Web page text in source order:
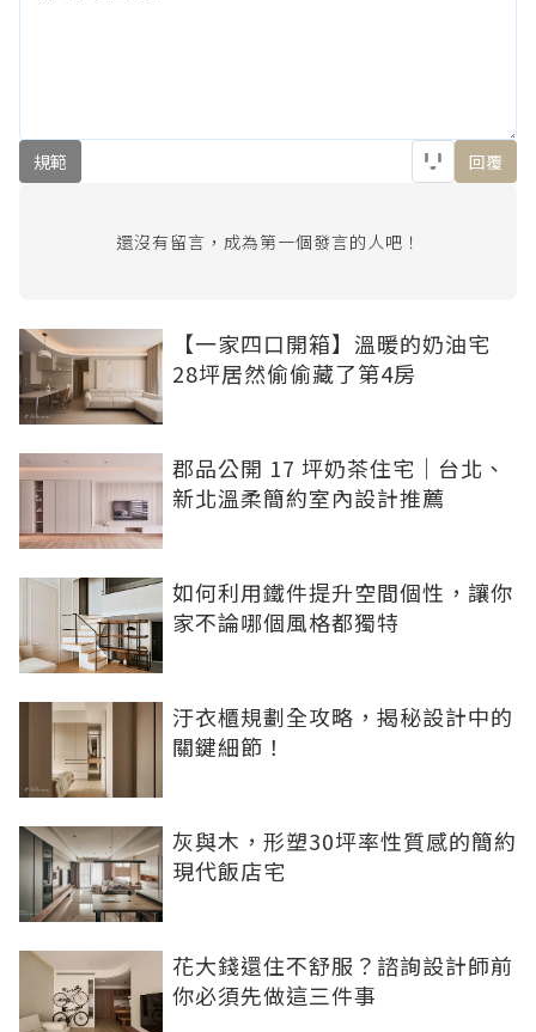
規範 回覆
還沒有留言，成為第一個發言的人吧！
【一家四口開箱】溫暖的奶油宅
28坪居然偷偷藏了第4房
郡品公開 17 坪奶茶住宅｜台北、
新北溫柔簡約室內設計推薦
如何利用鐵件提升空間個性，讓你
家不論哪個風格都獨特
汙衣櫃規劃全攻略，揭秘設計中的
關鍵細節！
灰與木，形塑30坪率性質感的簡約
現代飯店宅
花大錢還住不舒服？諮詢設計師前
你必須先做這三件事